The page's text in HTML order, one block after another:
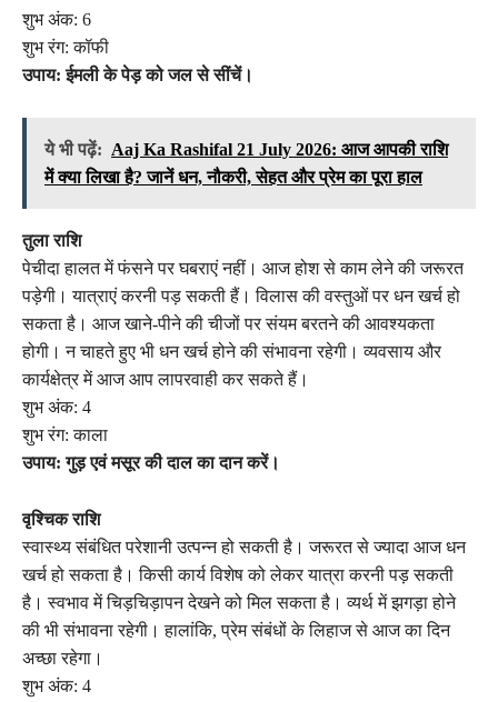
शुभ अंक: 6
शुभ रंग: कॉफी
उपाय: ईमली के पेड़ को जल से सींचें।
ये भी पढ़ें: Aaj Ka Rashifal 21 July 2026: आज आपकी राशि
में क्या लिखा है? जानें धन, नौकरी, सेहत और प्रेम का पूरा हाल
तुला राशि
पेचीदा हालत में फंसने पर घबराएं नहीं। आज होश से काम लेने की जरूरत
पड़ेगी। यात्राएं करनी पड़ सकती हैं। विलास की वस्तुओं पर धन खर्च हो
सकता है। आज खाने-पीने की चीजों पर संयम बरतने की आवश्यकता
होगी। न चाहते हुए भी धन खर्च होने की संभावना रहेगी। व्यवसाय और
कार्यक्षेत्र में आज आप लापरवाही कर सकते हैं।
शुभ अंक: 4
शुभ रंग: काला
उपाय: गुड़ एवं मसूर की दाल का दान करें।
वृश्चिक राशि
स्वास्थ्य संबंधित परेशानी उत्पन्न हो सकती है। जरूरत से ज्यादा आज धन
खर्च हो सकता है। किसी कार्य विशेष को लेकर यात्रा करनी पड़ सकती
है। स्वभाव में चिड़चिड़ापन देखने को मिल सकता है। व्यर्थ में झगड़ा होने
की भी संभावना रहेगी। हालांकि, प्रेम संबंधों के लिहाज से आज का दिन
अच्छा रहेगा।
शुभ अंक: 4